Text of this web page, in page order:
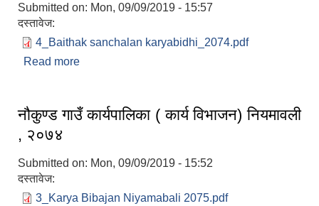
Submitted on: Mon, 09/09/2019 - 15:57
दस्तावेज:
4_Baithak sanchalan karyabidhi_2074.pdf
Read more
नौकुण्ड गाउँ कार्यपालिका ( कार्य विभाजन) नियमावली
, २०७४
Submitted on: Mon, 09/09/2019 - 15:52
दस्तावेज:
3_Karya Bibajan Niyamabali 2075.pdf